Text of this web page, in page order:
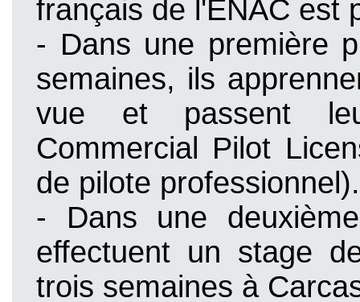
français de l'ÉNAC est
- Dans une première
semaines, ils
vue et passent
Commercial Pilot
de pilote professionnel).
- Dans une
effectuent un stage
trois semaines à